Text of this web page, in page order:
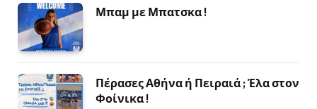
Μπαμ με Μπατσκα !
Πέρασες Αθήνα ή Πειραιά ; Έλα στον
Φοίνικα !